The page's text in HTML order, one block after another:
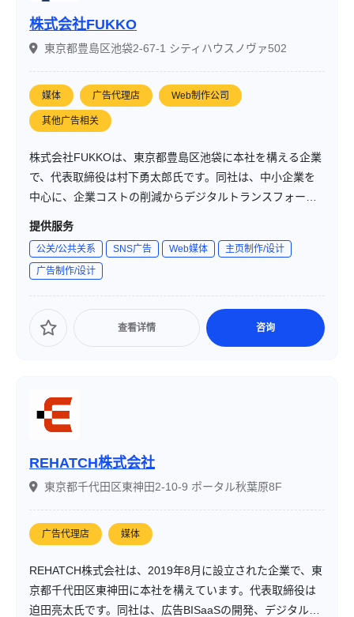
株式会社FUKKO
東京都豊島区池袋2-67-1 シティハウスノヴァ502
媒体 广告代理店 Web制作公司
其他广告相关
株式会社FUKKOは、東京都豊島区池袋に本社を構える企業
で、代表取締役は村下勇太郎氏です。同社は、中小企業を
中心に、企業コストの削減からデジタルトランスフォーメ
ーション（DX）、組織・人事改革まで幅広い支援を行い、
す。
提供服务
公关/公共关系 SNS广告 Web媒体
主页制作/设计
广告制作/设计
查看详情 咨询
REHATCH株式会社
東京都千代田区東神田2-10-9 ポータル秋葉原8F
广告代理店 媒体
REHATCH株式会社は、2019年8月に設立された企業で、東
京都千代田区東神田に本社を構えています。代表取締役は
迫田亮太氏です。同社は、広告BISaaSの開発、デジタルマ